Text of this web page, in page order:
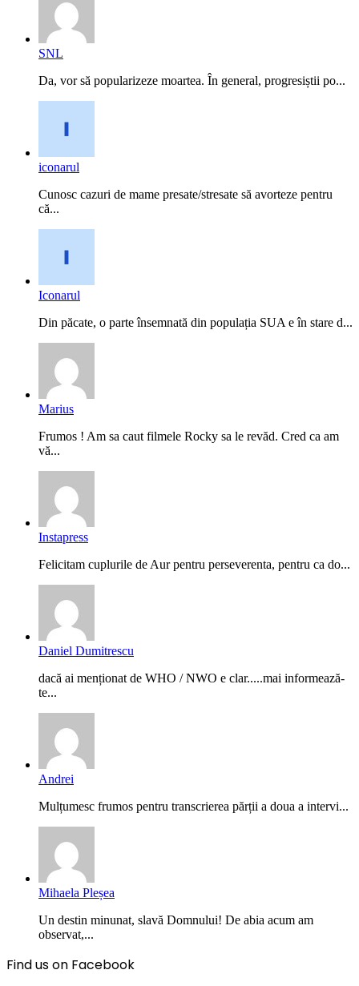
SNL
Da, vor să popularizeze moartea. În general, progresiștii po...
iconarul
Cunosc cazuri de mame presate/stresate să avorteze pentru
că...
Iconarul
Din păcate, o parte însemnată din populația SUA e în stare d...
Marius
Frumos ! Am sa caut filmele Rocky sa le revăd. Cred ca am
vă...
Instapress
Felicitam cuplurile de Aur pentru perseverenta, pentru ca do...
Daniel Dumitrescu
dacă ai menționat de WHO / NWO e clar.....mai informează-
te...
Andrei
Mulțumesc frumos pentru transcrierea părții a doua a intervi...
Mihaela Pleșea
Un destin minunat, slavă Domnului! De abia acum am
observat,...
Find us on Facebook